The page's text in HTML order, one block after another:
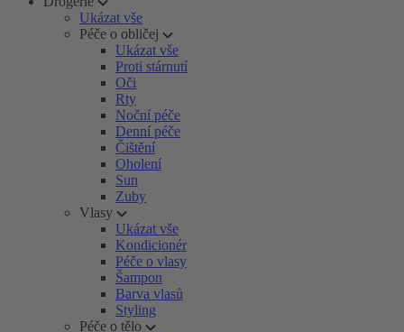
Ukázat vše
Péče o obličej
Ukázat vše
Proti stárnutí
Oči
Rty
Noční péče
Denní péče
Čištění
Oholení
Sun
Zuby
Vlasy
Ukázat vše
Kondicionér
Péče o vlasy
Šampon
Barva vlasů
Styling
Péče o tělo